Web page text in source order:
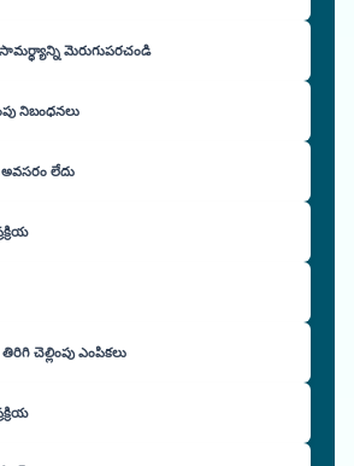
మెరుగుపరచండి
నిబంధనలు
లేదు
చెల్లింపు ఎంపికలు